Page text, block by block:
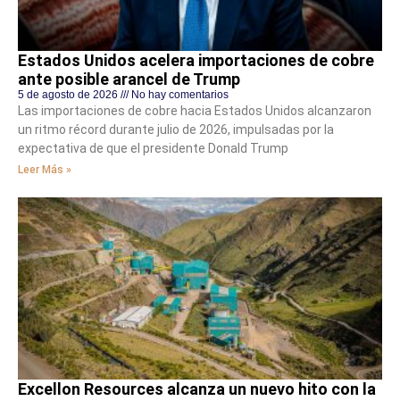
Estados Unidos acelera importaciones de cobre
ante posible arancel de Trump
5 de agosto de 2026 No hay comentarios
Las importaciones de cobre hacia Estados Unidos alcanzaron
un ritmo récord durante julio de 2026, impulsadas por la
expectativa de que el presidente Donald Trump
Leer Más »
Excellon Resources alcanza un nuevo hito con la